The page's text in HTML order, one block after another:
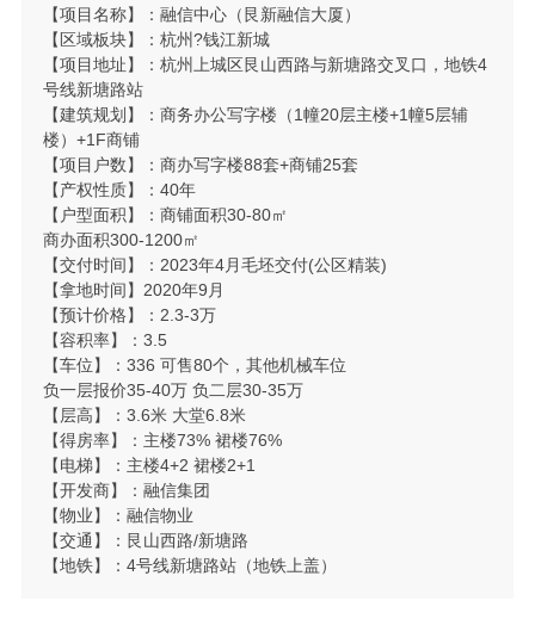
【项目名称】：融信中心（艮新融信大厦）
【区域板块】：杭州?钱江新城
【项目地址】：杭州上城区艮山西路与新塘路交叉口，地铁4
号线新塘路站
【建筑规划】：商务办公写字楼（1幢20层主楼+1幢5层辅
楼）+1F商铺
【项目户数】：商办写字楼88套+商铺25套
【产权性质】：40年
【户型面积】：商铺面积30-80㎡
商办面积300-1200㎡
【交付时间】：2023年4月毛坯交付(公区精装)
【拿地时间】2020年9月
【预计价格】：2.3-3万
【容积率】：3.5
【车位】：336 可售80个，其他机械车位
负一层报价35-40万 负二层30-35万
【层高】：3.6米 大堂6.8米
【得房率】：主楼73% 裙楼76%
【电梯】：主楼4+2 裙楼2+1
【开发商】：融信集团
【物业】：融信物业
【交通】：艮山西路/新塘路
【地铁】：4号线新塘路站（地铁上盖）